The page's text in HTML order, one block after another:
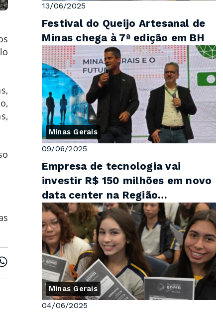
13/06/2025
Festival do Queijo Artesanal de
Minas chega à 7ª edição em BH
Minas Gerais
09/06/2025
Empresa de tecnologia vai
investir R$ 150 milhões em novo
data center na Região
Metropolitana de Belo Horizonte
Minas Gerais
04/06/2025